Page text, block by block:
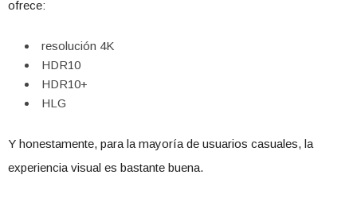
ofrece:
resolución 4K
HDR10
HDR10+
HLG
Y honestamente, para la mayoría de usuarios casuales, la
experiencia visual es bastante buena.